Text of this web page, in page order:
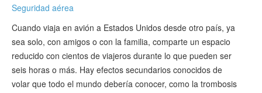
Seguridad aérea
Cuando viaja en avión a Estados Unidos desde otro país, ya
sea solo, con amigos o con la familia, comparte un espacio
reducido con cientos de viajeros durante lo que pueden ser
seis horas o más. Hay efectos secundarios conocidos de
volar que todo el mundo debería conocer, como la trombosis